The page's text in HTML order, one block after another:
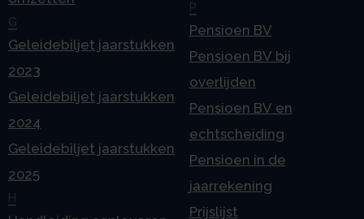
G
Geleidebiljet jaarstukken
2023
Geleidebiljet jaarstukken
2024
Geleidebiljet jaarstukken
2025
H
P
Pensioen BV
Pensioen BV bij
overlijden
Pensioen BV en
echtscheiding
Pensioen in de
jaarrekening
Prijslijst